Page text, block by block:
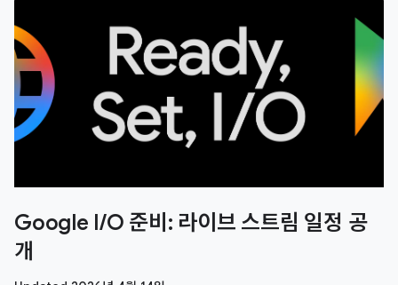
Google I/O 준비: 라이브 스트림 일정 공
개